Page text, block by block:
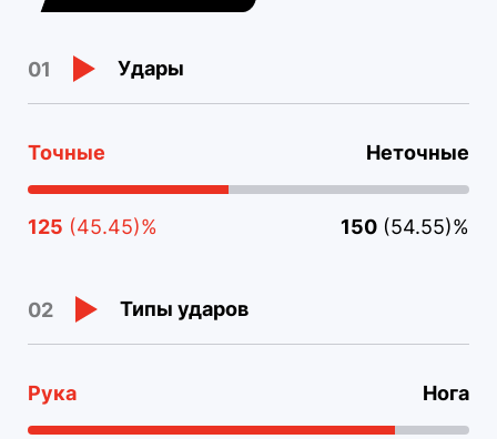
01 Удары
Точные Неточные
125 (45.45)% 150 (54.55)%
02 Типы ударов
Рука Нога